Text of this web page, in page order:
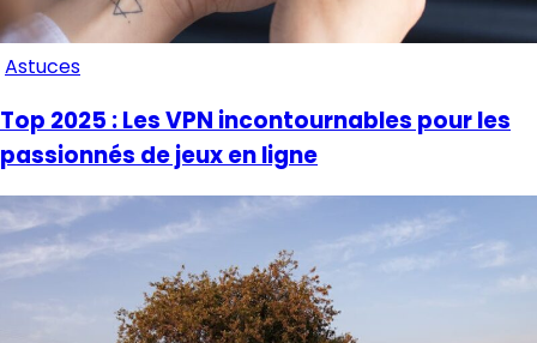
Astuces
Top 2025 : Les VPN incontournables pour les
passionnés de jeux en ligne